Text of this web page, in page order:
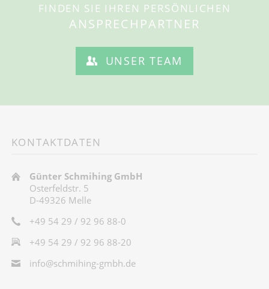
FINDEN SIE IHREN PERSÖNLICHEN
ANSPRECHPARTNER
UNSER TEAM
KONTAKTDATEN
Günter Schmihing GmbH
Osterfeldstr. 5
D-49326 Melle
+49 54 29 / 92 96 88-0
+49 54 29 / 92 96 88-20
info@schmihing-gmbh.de